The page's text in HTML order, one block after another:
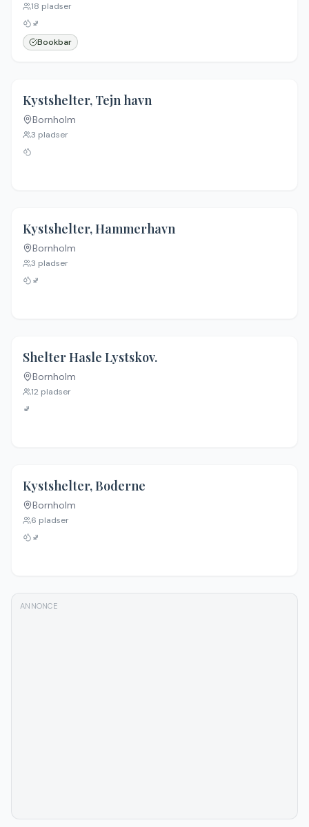
18 pladser
🚽
Bookbar
Kystshelter, Tejn havn
Bornholm
3 pladser
Kystshelter, Hammerhavn
Bornholm
3 pladser
🚽
Shelter Hasle Lystskov.
Bornholm
12 pladser
🚽
Kystshelter, Boderne
Bornholm
6 pladser
🚽
ANNONCE